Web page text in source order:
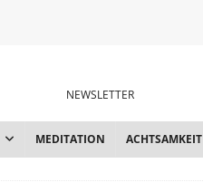
NEWSLETTER
MEDITATION ACHTSAMKEIT